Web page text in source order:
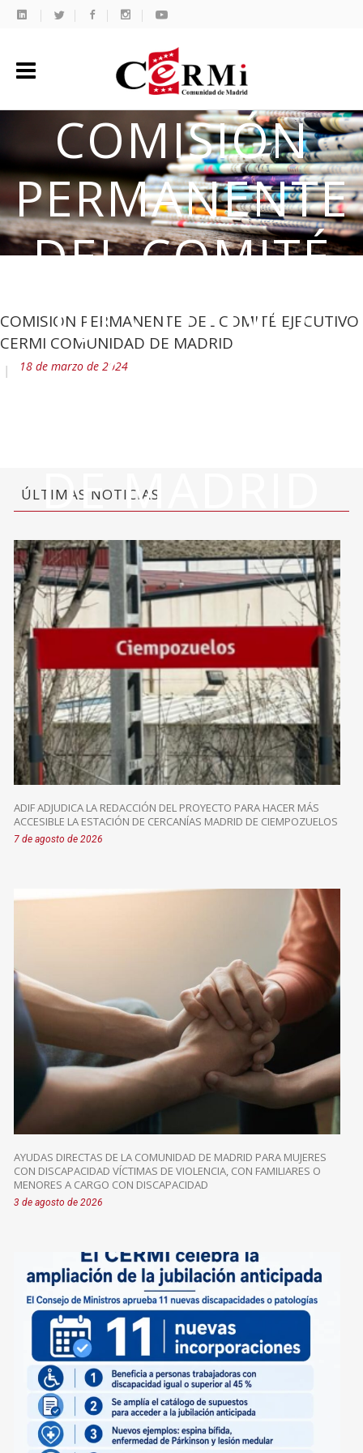
COMISIÓN
PERMANENTE
DEL COMITÉ
EJECUTIVO
CERMI
DE MADRID
COMISIÓN PERMANENTE DEL COMITÉ EJECUTIVO
CERMI COMUNIDAD DE MADRID
18 de marzo de 2024
ÚLTIMAS NOTICIAS
ADIF ADJUDICA LA REDACCIÓN DEL PROYECTO PARA HACER MÁS
ACCESIBLE LA ESTACIÓN DE CERCANÍAS MADRID DE CIEMPOZUELOS
7 de agosto de 2026
AYUDAS DIRECTAS DE LA COMUNIDAD DE MADRID PARA MUJERES
CON DISCAPACIDAD VÍCTIMAS DE VIOLENCIA, CON FAMILIARES O
MENORES A CARGO CON DISCAPACIDAD
3 de agosto de 2026